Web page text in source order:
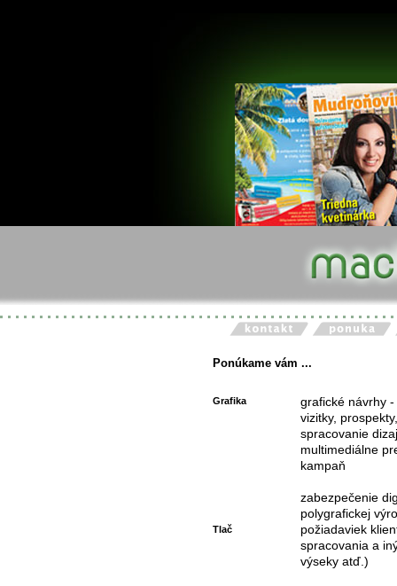
Ponúkame vám ...
Grafika
grafické návrhy
vizitky,
spracovanie
multimediálne
kampaň
Tlač
zabezpečenie
polygrafickej
požiadaviek
spracovania a
výseky atď.)